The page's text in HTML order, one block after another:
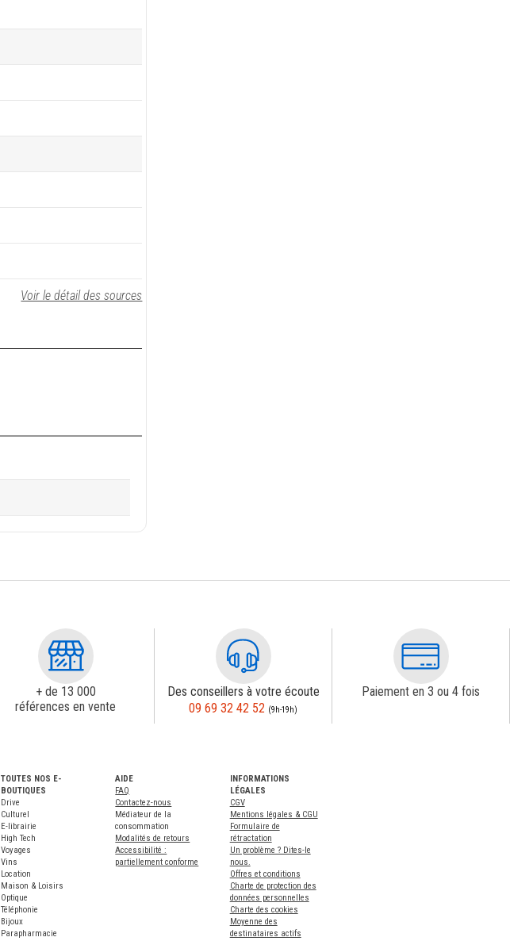
Voir le détail des sources
+ de 13 000
références en vente
Des conseillers à votre écoute
09 69 32 42 52 (9h-19h)
Paiement en 3 ou 4 fois
TOUTES NOS E-
BOUTIQUES
Drive
Culturel
E-librairie
High Tech
Voyages
Vins
Location
Maison & Loisirs
Optique
Téléphonie
Bijoux
Parapharmacie
AIDE
FAQ
Contactez-nous
Médiateur de la
consommation
Modalités de retours
Accessibilité :
partiellement conforme
INFORMATIONS
LÉGALES
CGV
Mentions légales & CGU
Formulaire de
rétractation
Un problème ? Dites-le
nous.
Offres et conditions
Charte de protection des
données personnelles
Charte des cookies
Moyenne des
destinataires actifs